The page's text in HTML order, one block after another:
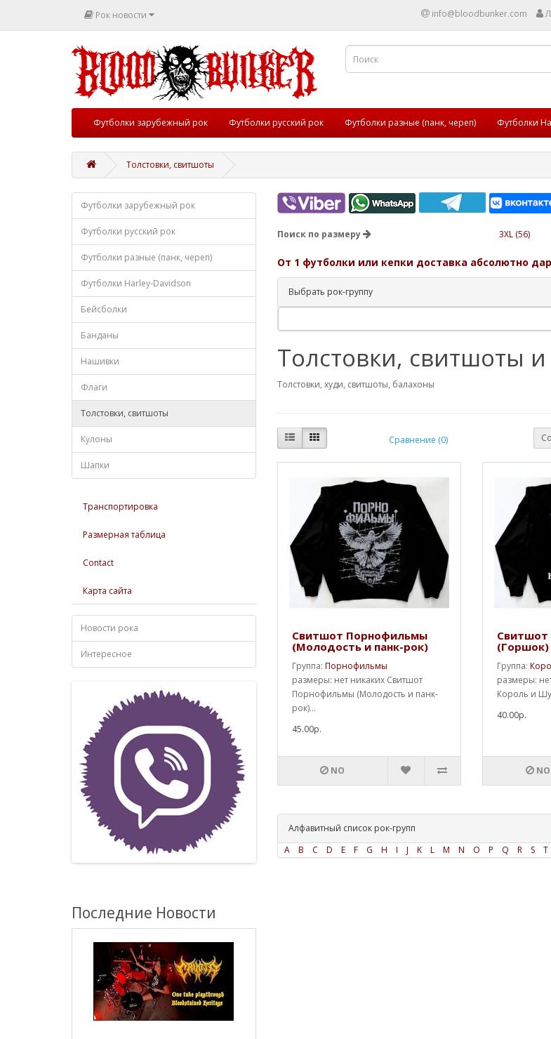
Рок новости info@bloodbunker.com
Футболки зарубежный рок Футболки русский рок Футболки разные (панк, череп) Футболки
Толстовки, свитшоты
Футболки зарубежный рок
Футболки русский рок
Футболки разные (панк, череп)
Футболки Harley-Davidson
Бейсболки
Банданы
Нашивки
Флаги
Толстовки, свитшоты
Кулоны
Шапки
Транспортировка
Размерная таблица
Contact
Карта сайта
Новости рока
Интересное
Последние Новости
Поиск по размеру 3XL (56)
От 1 футболки или кепки доставка абсолютно
Выбрать рок-группу
Толстовки, свитшоты
Толстовки, худи, свитшоты, балахоны
Сравнение (0)
Свитшот Порнофильмы
(Молодость и панк-рок)
Группа: Порнофильмы
размеры: нет никаких Свитшот
Порнофильмы (Молодость и панк-
рок)...
45.00р.
NO
Свитшот
(Горшок)
Группа:
размеры:
Король и
40.00р.
NO
Алфавитный список рок-групп
A
B C D E F G H I J K L M N O P Q R S T